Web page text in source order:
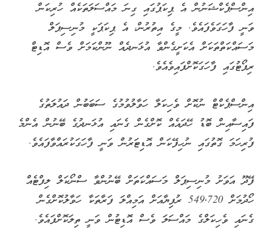
އިންސްޕެކްޝަނުން އެ ޕިކަޕުގައި ގިނަ މައްސަލަތަކެއް ހުރިކަން
ވަނީ ފާހަގަވެފައެވެ. މީގެ އިތުރުން، އެ ޕިކަޕަކީ މުނިސިޕަލް
މަސައްކަތްތަކަށް އެކަށީގެންވާ އުޅަނދެއް ނޫންކަމަށް ވެސް އޮޑިޓް
ރިޕޯޓުގައި ފާހަގަކޮށްފައިވެއެވެ.
އިންސްޕެކްޓް ނުކޮށް ވެހިކަލާ ހަވާލުވުމުގެ ސަބަބުން ދައުލަތުގެ
ފައިސާއިން ބޮޑު ހޭދައެއް ކޮށްގެން ގެނައި އުޅަނދުގެ ބޭނުން އެންމެ
ފުރިހަމަ ގޮތުގައި ނުހިފޭކަން އޮޑިޓަރުން ވަނީ ފާހަގަކުރައްވާފައެވެ.
ފޭދޫ އަވަށު މުނިސިޕަލް މަސައްކަތަށް ބޭނުންވާ ސްނޯކަލް ލިފްޓެއް
ހޯދުމަށް 549,720 ރުފިޔާއަށް އަމިއްލަ ފަރާތަކާ ހަވާލުކޮށްގެން
ގެނައި ވެހިކަލްގެ މައްސަލަ ވެސް އޮޑިޓުން ވަނީ ތިލަކޮށްފައެވެ.